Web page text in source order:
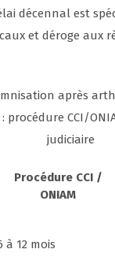
décennal est
et déroge aux
après
procédure CCI/
judiciaire
Procédure CCI /
ONIAM
à 12 mois